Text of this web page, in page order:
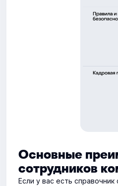
Основные
сотрудников
Если у вас есть